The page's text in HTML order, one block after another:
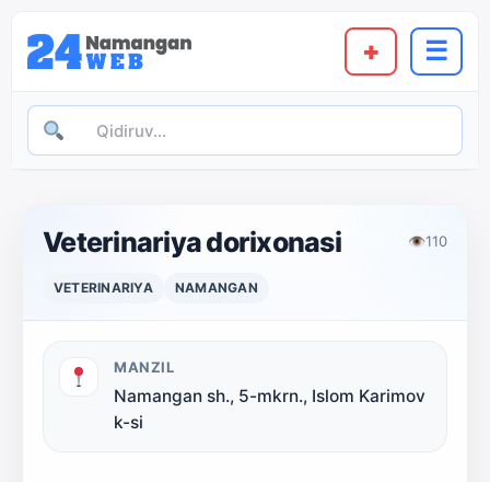
+ ☰
Veterinariya dorixonasi 👁110
VETERINARIYA NAMANGAN
MANZIL
Namangan sh., 5-mkrn., Islom Karimov
k-si